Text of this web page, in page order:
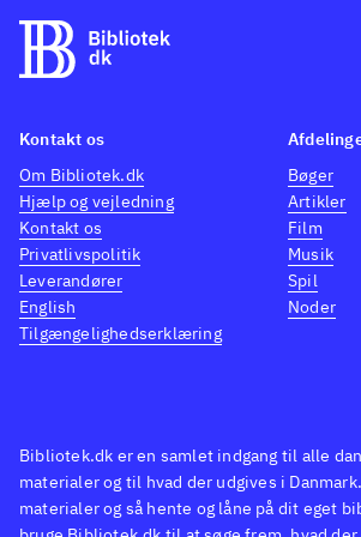
understøttes af tekst. Dette er
lidt ærgerligt, da grafikken er
noget af det flotteste, jeg
Under menupunktet World
Football gemmer der sig de
sædvanlige spiltyper som
Champions League og
Legend, og der er også en
online del .
Spillet minder om de
justeringer, er det kun Fifa
der står mål .
Et komplekst, men flot
Bibliotek.dk er en samlet indgang til alle
materialer og til hvad der udgives i
materialer og så hente og låne på dit eget
Kontakt os
Om Bibliotek.dk
Hjælp og vejledning
Kontakt os
Privatlivspolitik
Leverandører
English
Tilgængelighedserklæring
Bøger
Artikler
Film
Musik
Spil
Noder